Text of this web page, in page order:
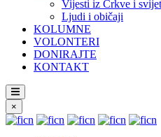
Vijesti iz Crkve i
Ljudi i običaji
KOLUMNE
VOLONTERI
DONIRAJTE
KONTAKT
×